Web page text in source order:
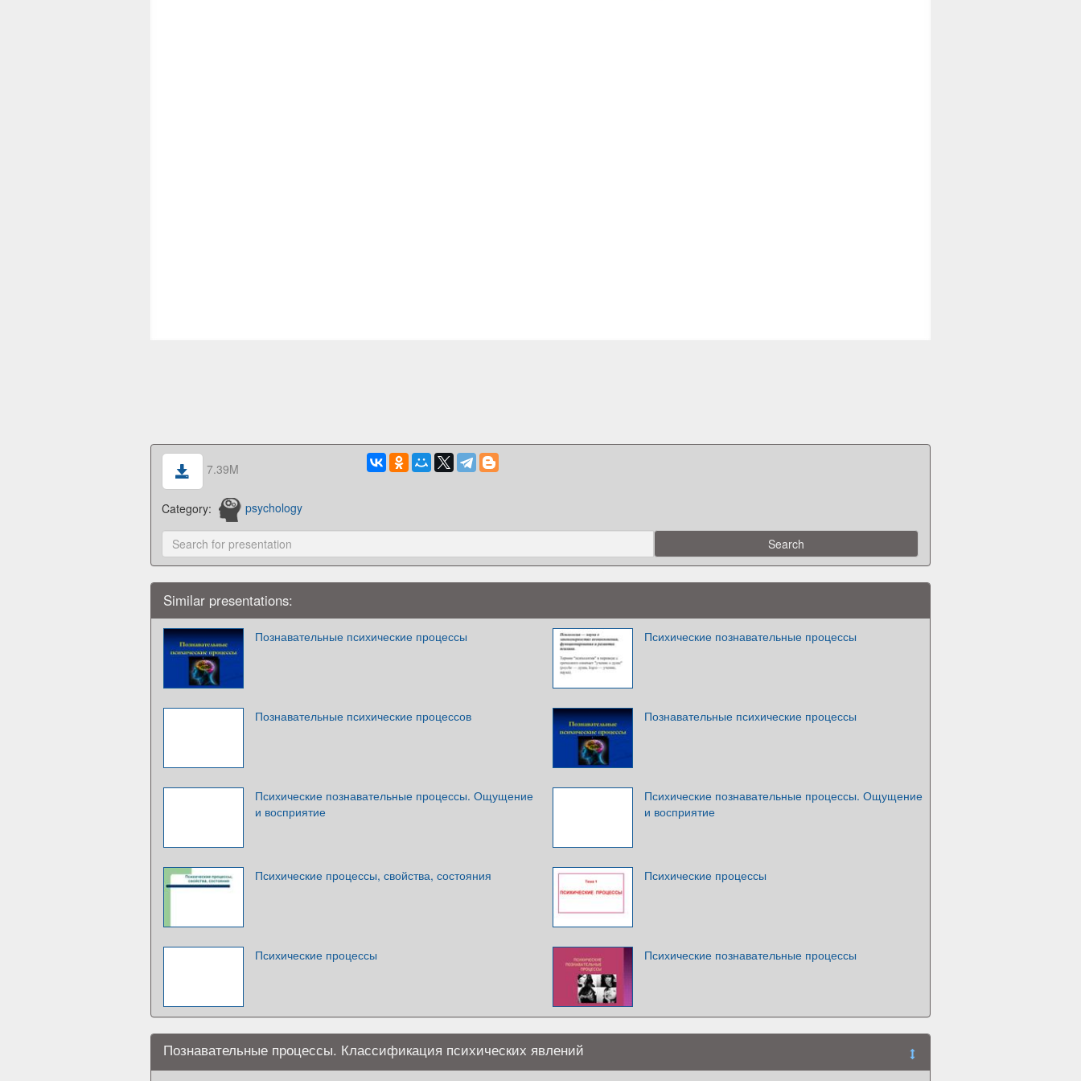
7.39M
Category: psychology
Similar presentations:
Познавательные психические процессы Психические познавательные процессы
Познавательные психические процессов Познавательные психические процессы
Психические познавательные процессы. Ощущение
и восприятие
Психические познавательные процессы. Ощущение
и восприятие
Психические процессы, свойства, состояния Психические процессы
Психические процессы Психические познавательные процессы
Познавательные процессы. Классификация психических явлений